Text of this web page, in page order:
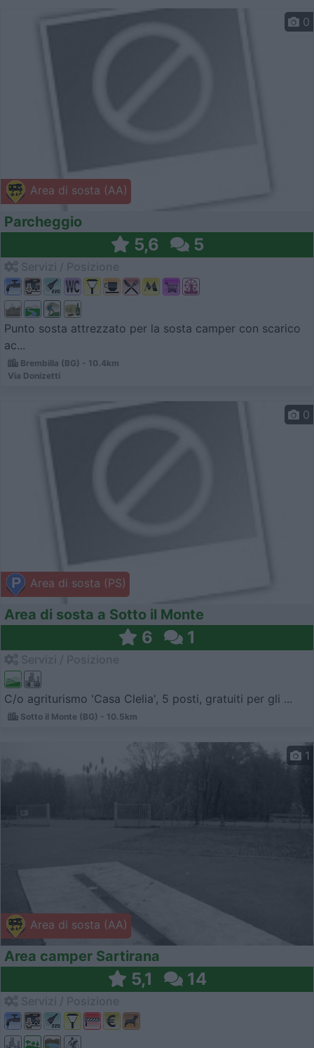
Area di sosta (AA)
0
Parcheggio
5,6 5
Punto sosta attrezzato per la sosta camper con scarico
ac...
Brembilla (BG) - 10.4km
Via Donizetti
Area di sosta (PS)
0
Area di sosta a Sotto il Monte
6 1
C/o agriturismo 'Casa Clelia', 5 posti, gratuiti per gli ...
Sotto il Monte (BG) - 10.5km
Area di sosta (AA)
1
Area camper Sartirana
5,1 14